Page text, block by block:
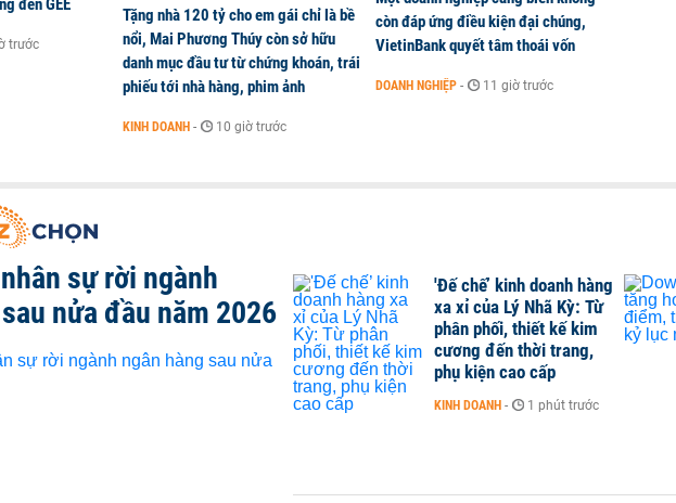
đến GEE
trước
Tặng nhà 120 tỷ cho em gái chỉ là bề
nổi, Mai Phương Thúy còn sở hữu
danh mục đầu tư từ chứng khoán, trái
phiếu tới nhà hàng, phim ảnh
KINH DOANH - 10 giờ trước
còn đáp ứng điều kiện đại chúng,
VietinBank quyết tâm thoái vốn
DOANH NGHIỆP - 11 giờ trước
sự rời ngành
nửa đầu năm 2026
'Đế chế’ kinh doanh hàng
xa xỉ của Lý Nhã Kỳ: Từ
phân phối, thiết kế kim
cương đến thời trang,
phụ kiện cao cấp
KINH DOANH - 1 phút trước